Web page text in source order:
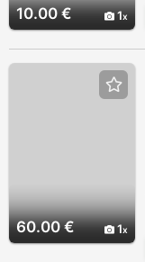
10.00 € 1
60.00 € 1